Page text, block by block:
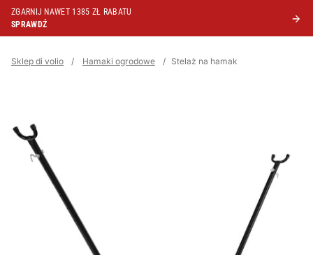
ZGARNIJ NAWET 1385 ZŁ RABATU
SPRAWDŹ
Sklep di volio / Hamaki ogrodowe / Stelaż na hamak